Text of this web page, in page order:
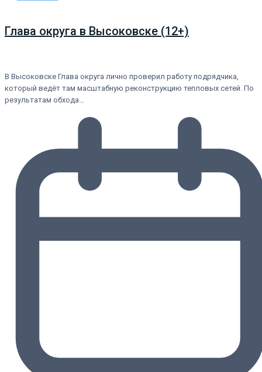
Глава округа в Высоковске (12+)
В Высоковске Глава округа лично проверил работу подрядчика,
который ведёт там масштабную реконструкцию тепловых сетей. По
результатам обхода…